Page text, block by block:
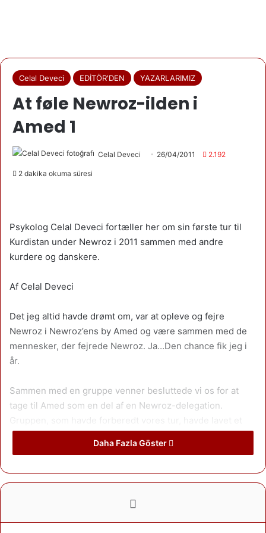
Celal Deveci EDİTÖR'DEN YAZARLARIMIZ
At føle Newroz-ilden i
Amed 1
Celal Deveci 26/04/2011 2.192
2 dakika okuma süresi
Psykolog Celal Deveci fortæller her om sin første tur til
Kurdistan under Newroz i 2011 sammen med andre
kurdere og danskere.
Af Celal Deveci
Det jeg altid havde drømt om, var at opleve og fejre
Newroz i Newroz’ens by Amed og være sammen med de
mennesker, der fejrede Newroz. Ja…Den chance fik jeg i
år.
Sammen med en gruppe venner besluttede vi os for at
tage til Amed som en del af en Newroz-delegation.
Gruppen, som havde forberedt vores tur, havde lavet et
program, der var planlagt ned til mindste detalje. Jeg vil
gerne her takke alle de, der forberedte turen
Vores Newroz entusiasme startede på Diyarbekir’s
håbefulde. Vi var i alt 13-14 personer, både mænd og
kvinder, både kurdere og danskere. Det virkede som om at
Daha Fazla Göster